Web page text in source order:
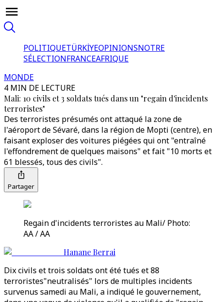
POLITIQUETÜRKİYEOPINIONSNOTRE
SÉLECTIONFRANCEAFRIQUE
MONDE
4 MIN DE LECTURE
Mali: 10 civils et 3 soldats tués dans un "regain d'incidents
terroristes"
Des terroristes présumés ont attaqué la zone de
l'aéroport de Sévaré, dans la région de Mopti (centre), en
faisant exploser des voitures piégées qui ont "entraîné
l'effondrement de quelques maisons" et fait "10 morts et
61 blessés, tous des civils".
Partager
Regain d'incidents terroristes au Mali/ Photo:
AA / AA
Hanane Berrai
Dix civils et trois soldats ont été tués et 88
terroristes"neutralisés" lors de multiples incidents
survenus samedi au Mali, a indiqué le gouvernement,